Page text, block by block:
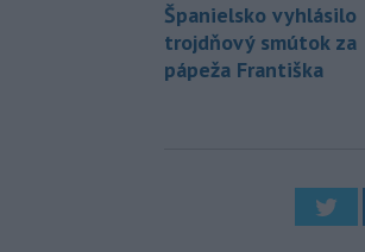
Španielsko vyhlásilo
trojdňový smútok za
pápeža Františka